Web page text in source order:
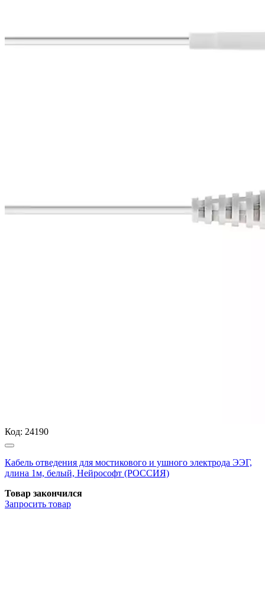
Код: 24190
Кабель отведения для мостикового и ушного электрода ЭЭГ,
длина 1м, белый, Нейрософт (РОССИЯ)
Товар закончился
Запросить товар